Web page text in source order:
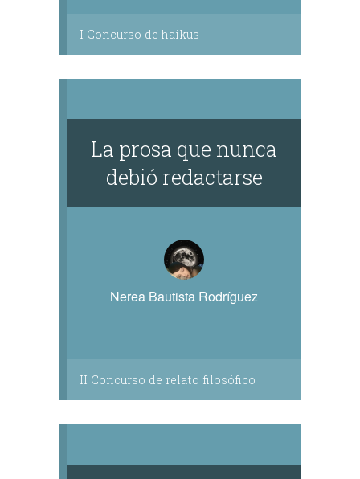
I Concurso de haikus
La prosa que nunca
debió redactarse
Nerea Bautista Rodríguez
II Concurso de relato filosófico